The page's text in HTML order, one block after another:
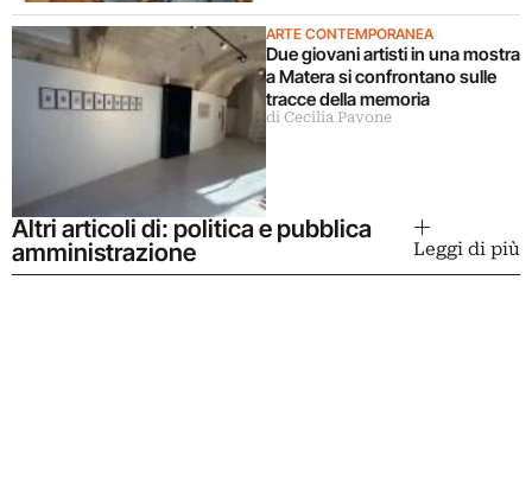
ARTE CONTEMPORANEA
Due giovani artisti in una mostra
a Matera si confrontano sulle
tracce della memoria
di Cecilia Pavone
Altri articoli di: politica e pubblica
amministrazione
Leggi di più